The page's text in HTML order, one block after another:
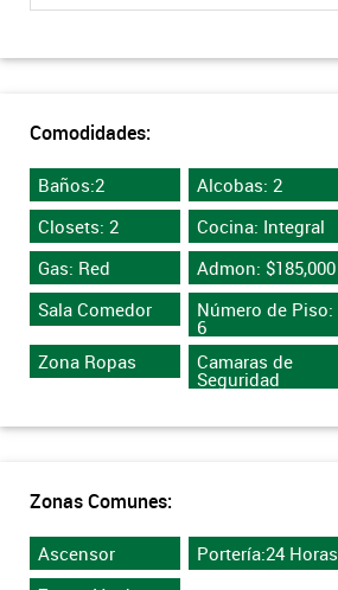
Comodidades:
Baños:2
Alcobas: 2
Closets: 2
Cocina: Integral
Gas: Red
Admon: $185,000
Sala Comedor
Número de Piso:
6
Zona Ropas
Camaras de
Seguridad
Zonas Comunes:
Ascensor
Portería:24 Horas